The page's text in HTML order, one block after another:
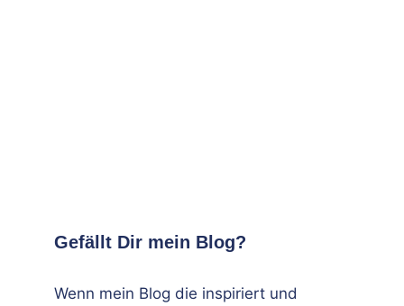
Gefällt Dir mein Blog?
Wenn mein Blog die inspiriert und